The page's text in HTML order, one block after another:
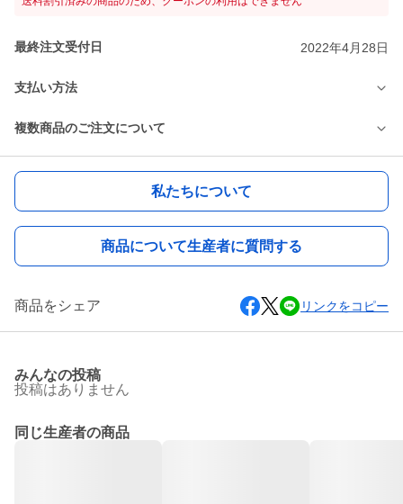
最終注文受付日 2022年4月28日
支払い方法
複数商品のご注文について
私たちについて
商品について生産者に質問する
商品をシェア リンクをコピー
みんなの投稿
投稿はありません
同じ生産者の商品